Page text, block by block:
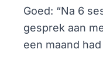
Goed: “Na 6
gesprek aan
een maand